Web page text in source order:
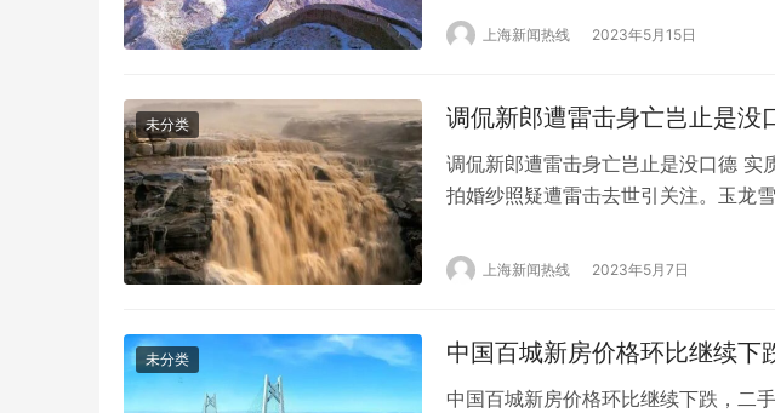
3.97亿元。 2022年上半年，中国石油
长34.9%；归属于母公司股东净利润
上海新闻热线 2023年5月15日
未分类 调侃新郎遭雷击身亡岂止是没
调侃新郎遭雷击身亡岂止是没口德 实
拍婚纱照疑遭雷击去世引关注。玉龙
起拍婚纱照新郎遭到雷击身亡的悲剧
上海新闻热线 2023年5月7日
未分类 中国百城新房价格环比继续下
中国百城新房价格环比继续下跌，二